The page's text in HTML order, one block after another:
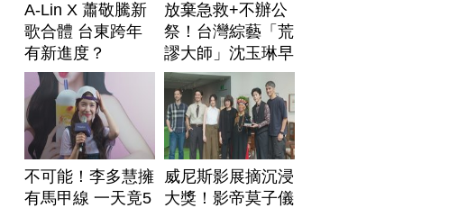
A-Lin X 蕭敬騰新
歌合體 台東跨年
有新進度？
放棄急救+不辦公
祭！台灣綜藝「荒
謬大師」沈玉琳早
安排身後事
不可能！李多慧擁
有馬甲線 一天竟5
威尼斯影展摘沉浸
大獎！影帝莫子儀